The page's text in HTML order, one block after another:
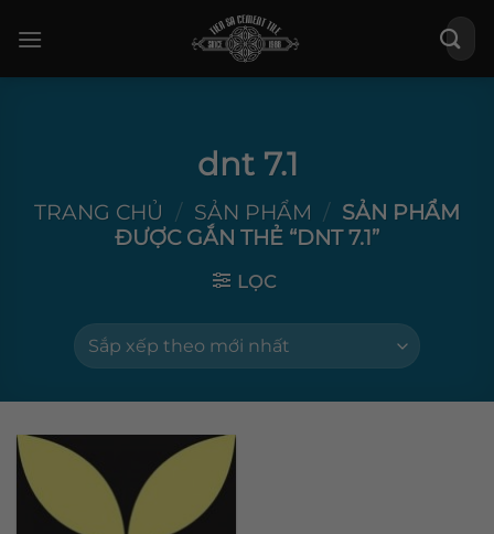
qua
Tìm
kiếm:
dnt 7.1
TRANG CHỦ / SẢN PHẨM / SẢN PHẨM
ĐƯỢC GẮN THẺ “DNT 7.1”
LỌC